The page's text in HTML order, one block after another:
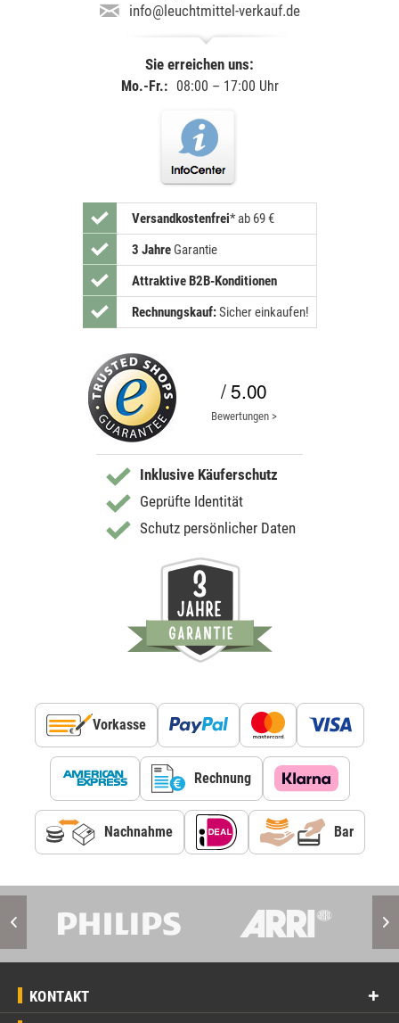
info@leuchtmittel-verkauf.de
Sie erreichen uns:
Mo.-Fr.: 08:00 – 17:00 Uhr
Versandkostenfrei* ab 69 €
3 JahreGarantie
Attraktive B2B-Konditionen
Rechnungskauf:Sicher einkaufen!
/ 5.00
Bewertungen >
Inklusive Käuferschutz
Geprüfte Identität
Schutz persönlicher Daten
Vorkasse
Rechnung
Nachnahme Bar
KONTAKT